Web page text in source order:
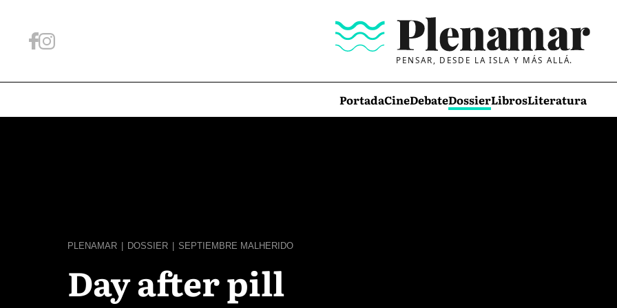
PENSAR, DESDE LA ISLA Y MÁS ALLÁ.
PortadaCineDebateDossierLibrosLiteratura
PLENAMAR DOSSIER SEPTIEMBRE MALHERIDO
Day after pill